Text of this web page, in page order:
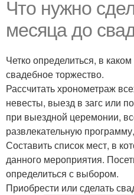
Что нужно
месяца до
Четко определиться, в
свадебное торжество.
Рассчитать хронометраж
невесты, выезд в загс или
при выездной церемонии,
развлекательную
Составить список мест, в
данного мероприятия.
определиться с выбором.
Приобрести или сделать